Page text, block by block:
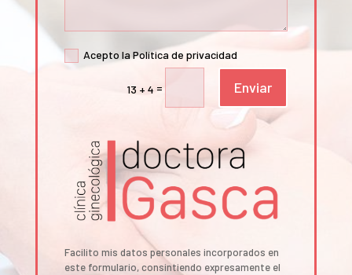
Acepto la Política de privacidad
13 + 4 = Enviar
Facilito mis datos personales incorporados en
este formulario, consintiendo expresamente el